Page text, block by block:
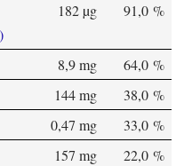
182 µg 91,0 %
8,9 mg
64,0 %
144 mg
38,0 %
0,47 mg
33,0 %
157 mg
22,0 %